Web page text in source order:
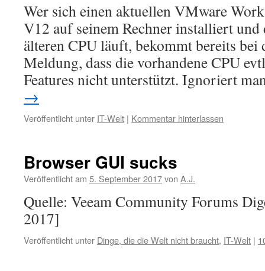
Wer sich einen aktuellen VMware
V12 auf seinem Rechner installiert
älteren CPU läuft, bekommt bereits
Meldung, dass die vorhandene CPU
Features nicht unterstützt. Ignoriert
→
Veröffentlicht unter IT-Welt | Kommentar hinterlassen
Browser GUI sucks
Veröffentlicht am 5. September 2017von A.J.
Quelle: Veeam Community Forums
2017]
Veröffentlicht unter Dinge, die die Welt nicht braucht, IT-Welt |